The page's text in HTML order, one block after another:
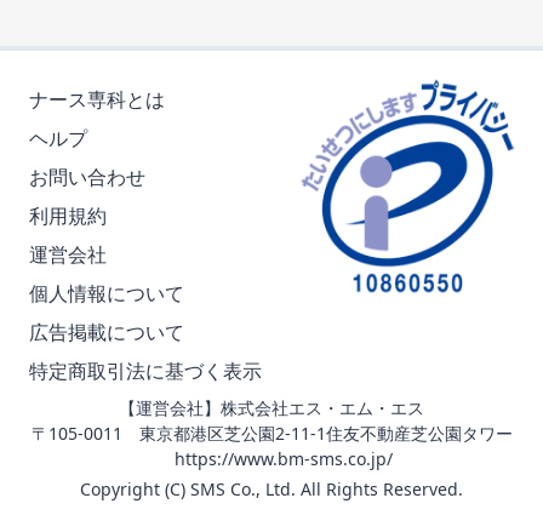
ナース専科とは
ヘルプ
お問い合わせ
利用規約
運営会社
個人情報について
広告掲載について
特定商取引法に基づく表示
【運営会社】株式会社エス・エム・エス
〒105-0011 東京都港区芝公園2-11-1住友不動産芝公園タワー
https://www.bm-sms.co.jp/
Copyright (C) SMS Co., Ltd. All Rights Reserved.